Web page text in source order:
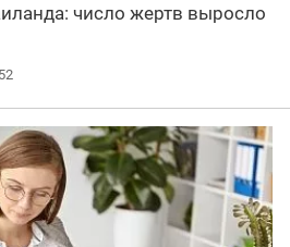
число жертв выросло